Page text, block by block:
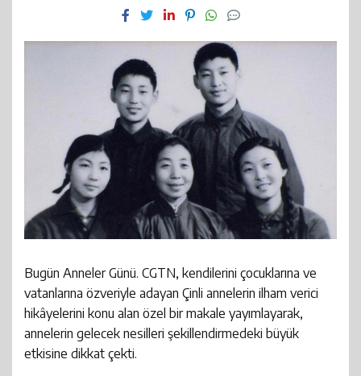
köpeği toplandı
Bugün Anneler Günü. CGTN, kendilerini çocuklarına ve
vatanlarına özveriyle adayan Çinli annelerin ilham verici
hikâyelerini konu alan özel bir makale yayımlayarak,
annelerin gelecek nesilleri şekillendirmedeki büyük
etkisine dikkat çekti.